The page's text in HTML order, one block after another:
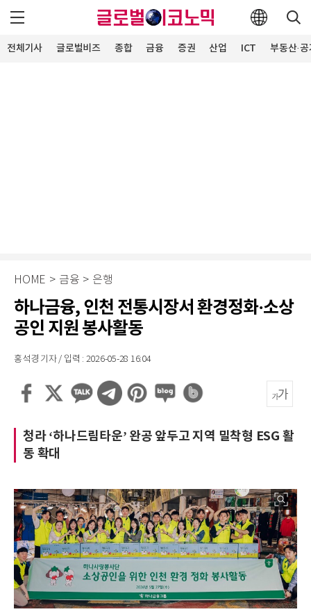
전체기사 글로벌비즈 종합 금융 증권 산업 ICT 부동산·
HOME > 금융 > 은행
하나금융, 인천 전통시장서 환경정화·소상
공인 지원 봉사활동
홍석경 기자 / 입력 : 2026-05-28 16:04
청라 ‘하나드림타운’ 완공 앞두고 지역 밀착형 ESG 활
동 확대